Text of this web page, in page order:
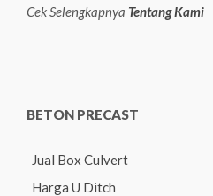
Cek Selengkapnya Tentang Kami
BETON PRECAST
Jual Box Culvert
Harga U Ditch